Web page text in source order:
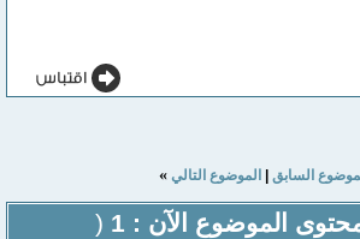
السابق| الموضوع التالي »
الموضوع الآن : 1
(